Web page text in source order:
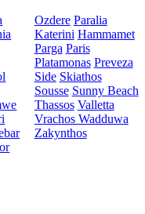
Ozdere Paralia
Katerini Hammamet
Parga Paris
Platamonas Preveza
Side Skiathos
Sousse Sunny Beach
Thassos Valletta
Vrachos Wadduwa
Zakynthos